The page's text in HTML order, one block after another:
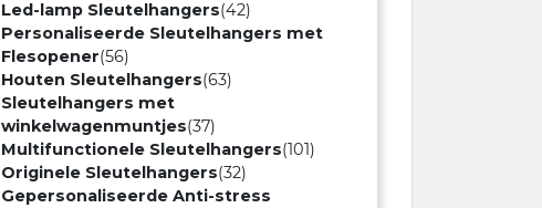
Led-lamp Sleutelhangers(42)
Personaliseerde Sleutelhangers met
Flesopener(56)
Houten Sleutelhangers(63)
Sleutelhangers met
winkelwagenmuntjes(37)
Multifunctionele Sleutelhangers(101)
Originele Sleutelhangers(32)
Gepersonaliseerde Anti-stress